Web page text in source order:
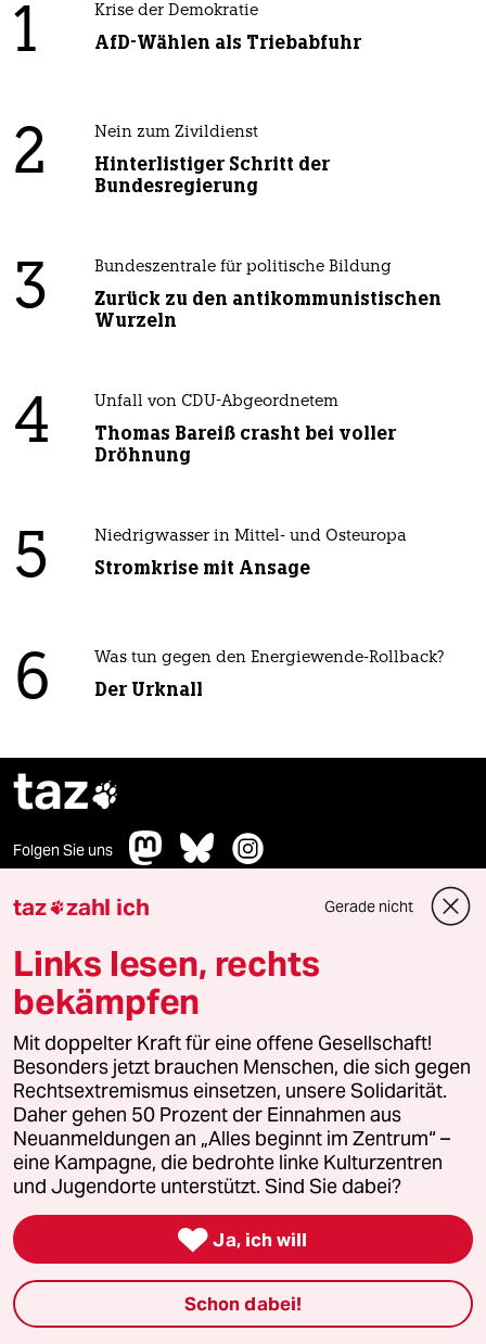
1 Krise der Demokratie
AfD-Wählen als Triebabfuhr
2 Nein zum Zivildienst
Hinterlistiger Schritt der
Bundesregierung
3 Bundeszentrale für politische Bildung
Zurück zu den antikommunistischen
Wurzeln
4 Unfall von CDU-Abgeordnetem
Thomas Bareiß crasht bei voller
Dröhnung
5 Niedrigwasser in Mittel- und Osteuropa
Stromkrise mit Ansage
6 Was tun gegen den Energiewende-Rollback?
Der Urknall
taz
Folgen Sie uns
Politik
Öko
Gesellschaft
Kultur
Sport
Nord
taz zahl ich Gerade nicht
Links lesen, rechts
bekämpfen
Mit doppelter Kraft für eine offene Gesellschaft!
Besonders jetzt brauchen Menschen, die sich gegen
Rechtsextremismus einsetzen, unsere Solidarität.
Daher gehen 50 Prozent der Einnahmen aus
Neuanmeldungen an „Alles beginnt im Zentrum“ –
eine Kampagne, die bedrohte linke Kulturzentren
und Jugendorte unterstützt. Sind Sie dabei?
 Ja, ich will
Schon dabei!